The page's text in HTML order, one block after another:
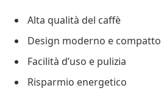
Alta qualità del caffè
Design moderno e compatto
Facilità d’uso e pulizia
Risparmio energetico